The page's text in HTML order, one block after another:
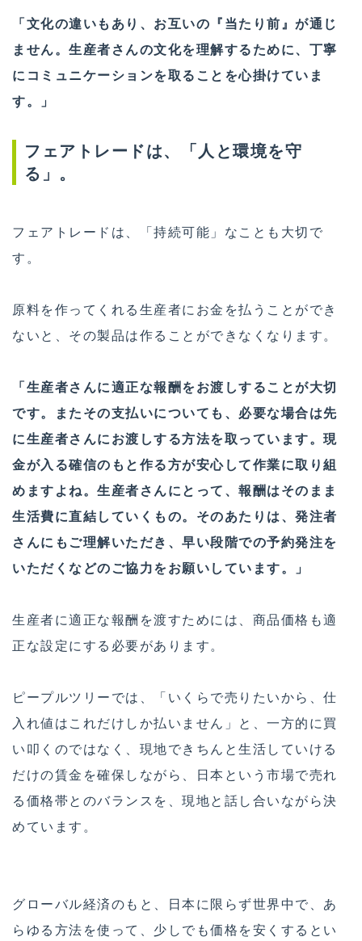
「文化の違いもあり、お互いの『当たり前』が通じ
ません。生産者さんの文化を理解するために、丁寧
にコミュニケーションを取ることを心掛けていま
す。」
フェアトレードは、「人と環境を守
る」。
フェアトレードは、「持続可能」なことも大切で
す。
原料を作ってくれる生産者にお金を払うことができ
ないと、その製品は作ることができなくなります。
「生産者さんに適正な報酬をお渡しすることが大切
です。またその支払いについても、必要な場合は先
に生産者さんにお渡しする方法を取っています。現
金が入る確信のもと作る方が安心して作業に取り組
めますよね。生産者さんにとって、報酬はそのまま
生活費に直結していくもの。そのあたりは、発注者
さんにもご理解いただき、早い段階での予約発注を
いただくなどのご協力をお願いしています。」
生産者に適正な報酬を渡すためには、商品価格も適
正な設定にする必要があります。
ピープルツリーでは、「いくらで売りたいから、仕
入れ値はこれだけしか払いません」と、一方的に買
い叩くのではなく、現地できちんと生活していける
だけの賃金を確保しながら、日本という市場で売れ
る価格帯とのバランスを、現地と話し合いながら決
めています。
グローバル経済のもと、日本に限らず世界中で、あ
らゆる方法を使って、少しでも価格を安くするとい